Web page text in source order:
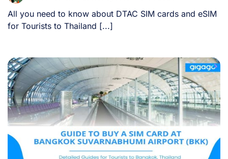
All you need to know about DTAC SIM cards and eSIM
for Tourists to Thailand [...]